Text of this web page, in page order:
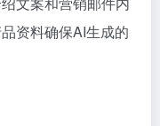
资料确保AI生成的